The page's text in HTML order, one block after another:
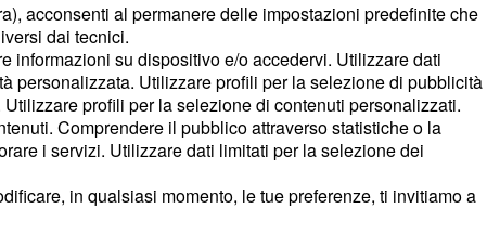
acconsenti al permanere delle impostazioni predefinite che
dai tecnici.
informazioni su dispositivo e/o accedervi. Utilizzare dati
personalizzata. Utilizzare profili per la selezione di pubblicità
profili per la selezione di contenuti personalizzati.
Comprendere il pubblico attraverso statistiche o la
i servizi. Utilizzare dati limitati per la selezione dei
in qualsiasi momento, le tue preferenze, ti invitiamo a